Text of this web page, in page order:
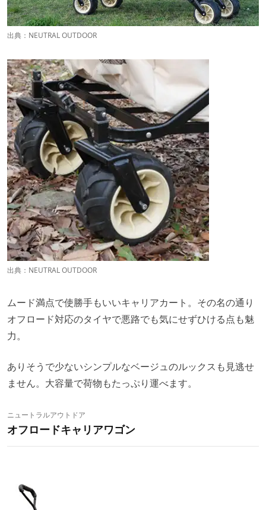
出典： NEUTRAL OUTDOOR
出典： NEUTRAL OUTDOOR
ムード満点で使勝手もいいキャリアカート。その名の通り
オフロード対応のタイヤで悪路でも気にせずひける点も魅
力。
ありそうで少ないシンプルなベージュのルックスも見逃せ
ません。大容量で荷物もたっぷり運べます。
ニュートラルアウトドア
オフロードキャリアワゴン